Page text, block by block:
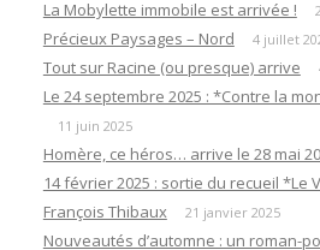
La Mobylette immobile est arrivée !
Précieux Paysages – Nord 4 juillet
Tout sur Racine (ou presque) arrive
Le 24 septembre 2025 : *Contre la
11 juin 2025
Homère, ce héros… arrive le 28 mai
14 février 2025 : sortie du recueil *Le
François Thibaux
21 janvier 2025
Nouveautés d’automne : un roman-